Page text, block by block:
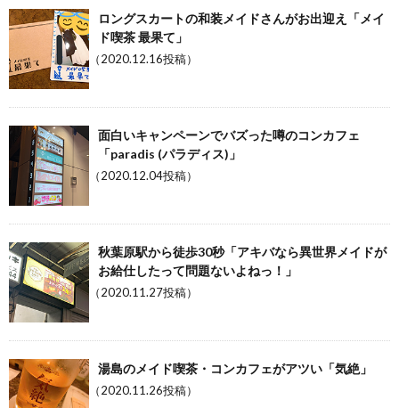
ロングスカートの和装メイドさんがお出迎え「メイ
ド喫茶 最果て」
（2020.12.16投稿）
面白いキャンペーンでバズった噂のコンカフェ
「paradis (パラディス)」
（2020.12.04投稿）
秋葉原駅から徒歩30秒「アキバなら異世界メイドが
お給仕したって問題ないよねっ！」
（2020.11.27投稿）
湯島のメイド喫茶・コンカフェがアツい「気絶」
（2020.11.26投稿）